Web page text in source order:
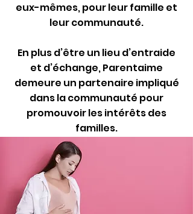
eux-mêmes, pour leur famille et
leur communauté.
En plus d’être un lieu d’entraide
et d’échange, Parentaime
demeure un partenaire impliqué
dans la communauté pour
promouvoir les intérêts des
familles.